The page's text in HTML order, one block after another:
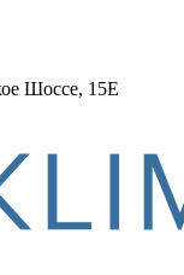
Шоссе, 15Е